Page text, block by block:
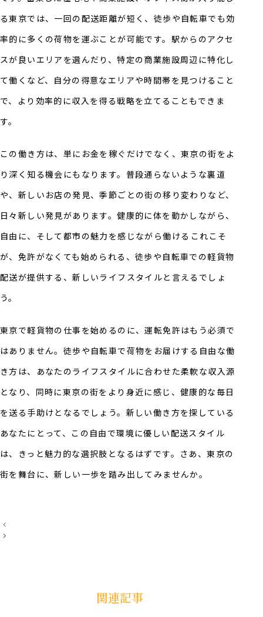
る東京では、一回の配送距離が短く、徒歩や自転車でも効
率的に多くの荷物を運ぶことが可能です。駅からのアクセ
スが良いエリアを選んだり、特定の商業施設周辺に特化し
て働くなど、自分の得意なエリアや時間帯を見つけること
で、より効率的に収入を得る戦略を立てることもできま
す。
この働き方は、単にお金を稼ぐだけでなく、東京の街をよ
り深く知る機会にもなります。普段通らないような裏道
や、新しいお店の発見、季節ごとの街の移り変わりなど、
日々新しい発見があります。健康的に体を動かしながら、
自由に、そして都市の魅力を感じながら働ける――これこそ
が、免許がなくても始められる、徒歩や自転車での軽貨物
配送が提供する、新しいライフスタイルと言えるでしょ
う。
東京で軽貨物の仕事を始めるのに、運転免許はもう必須で
はありません。徒歩や自転車で荷物をお届けする自由な働
き方は、あなたのライフスタイルに合わせた柔軟な収入源
となり、同時に東京の街をより身近に感じ、健康的な毎日
を送る手助けとなるでしょう。新しい働き方を探している
あなたにとって、この自由で環境に優しい配送スタイル
は、きっと魅力的な選択肢となるはずです。さあ、東京の
街を舞台に、新しい一歩を踏み出してみませんか。
投
稿
関連記事